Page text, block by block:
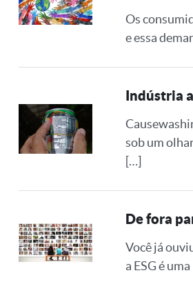
Os
e essa
Indústria
sob um
[…]
De fora
Você já
a ESG é